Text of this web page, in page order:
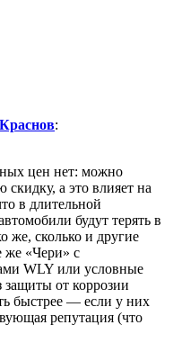
:
цен нет: можно
скидку, а это влияет на
в длительной
будут терять в
же, сколько и другие
же «Чери» с
WLY или условные
от коррозии
быстрее — если у них
репутация (что